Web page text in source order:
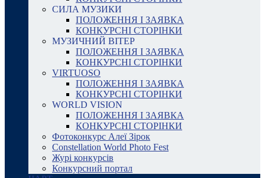
СИЛА МУЗИКИ
ПОЛОЖЕННЯ І ЗАЯВКА
КОНКУРСНІ СТОРІНКИ
МУЗИЧНИЙ ВІТЕР
ПОЛОЖЕННЯ І ЗАЯВКА
КОНКУРСНІ СТОРІНКИ
VIRTUOSO
ПОЛОЖЕННЯ І ЗАЯВКА
КОНКУРСНІ СТОРІНКИ
WORLD VISION
ПОЛОЖЕННЯ І ЗАЯВКА
КОНКУРСНІ СТОРІНКИ
Фотоконкурс Алеї Зірок
Constellation World Photo Fest
Журі конкурсів
Конкурсний портал